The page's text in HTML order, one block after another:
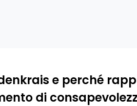
e perché
di